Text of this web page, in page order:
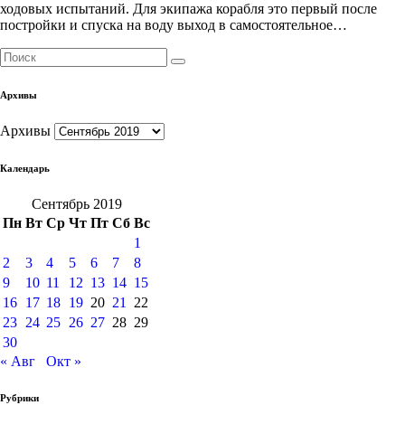
ходовых испытаний. Для экипажа корабля это первый после
постройки и спуска на воду выход в самостоятельное…
Архивы
Архивы
Календарь
Сентябрь 2019
Пн Вт Ср Чт Пт Сб Вс
1
2
3 4 5 6 7
8
9
10 11 12 13 14 15
16 17 18 19 20 21
22
23 24 25 26 27 28 29
30
« Авг
Окт »
Рубрики